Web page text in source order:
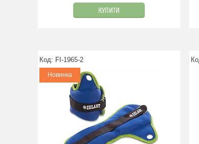
КУПИТИ
FI-1965-2
Новинка